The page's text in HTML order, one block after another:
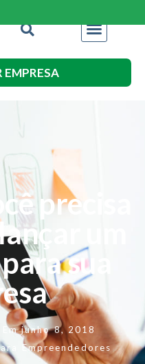
EMPRESA
precisa
um
sua
Em junho 8, 2018
Empreendedores